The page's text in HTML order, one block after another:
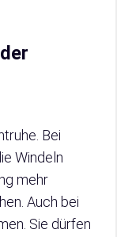
Bei
Windeln
mehr
Auch bei
Sie dürfen